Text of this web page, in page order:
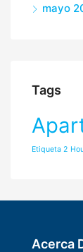
mayo
Tags
Etiqueta 2
Acerca